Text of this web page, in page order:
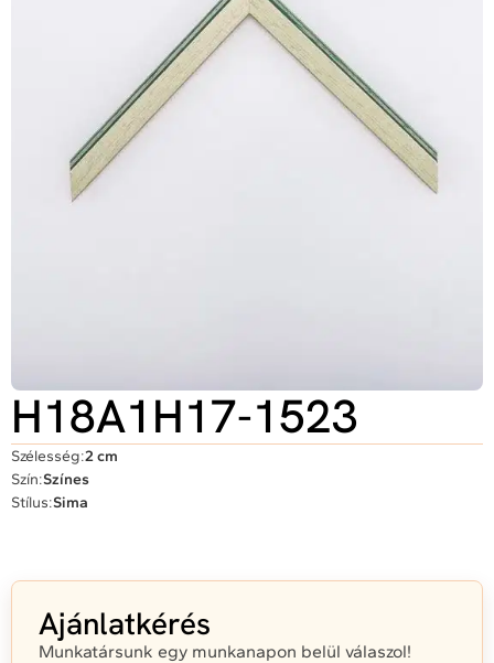
H18A1H17-1523
Szélesség:2 cm
Szín:Színes
Stílus:Sima
Ajánlatkérés
Munkatársunk egy munkanapon belül válaszol!